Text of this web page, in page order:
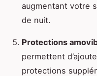
augmentant votre
de nuit.
Protections
permettent
protections